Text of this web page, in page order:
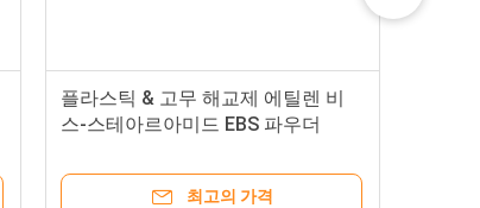
플라스틱 & 고무 해교제 에틸렌 비
스-스테아르아미드 EBS 파우더
최고의 가격